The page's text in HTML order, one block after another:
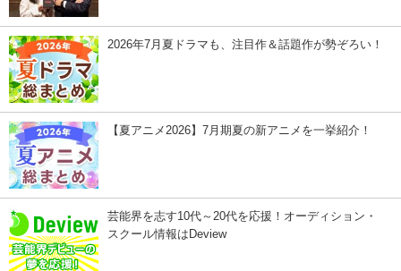
2026年7月夏ドラマも、注目作＆話題作が勢ぞろい！
【夏アニメ2026】7月期夏の新アニメを一挙紹介！
芸能界を志す10代～20代を応援！オーディション・
スクール情報はDeview